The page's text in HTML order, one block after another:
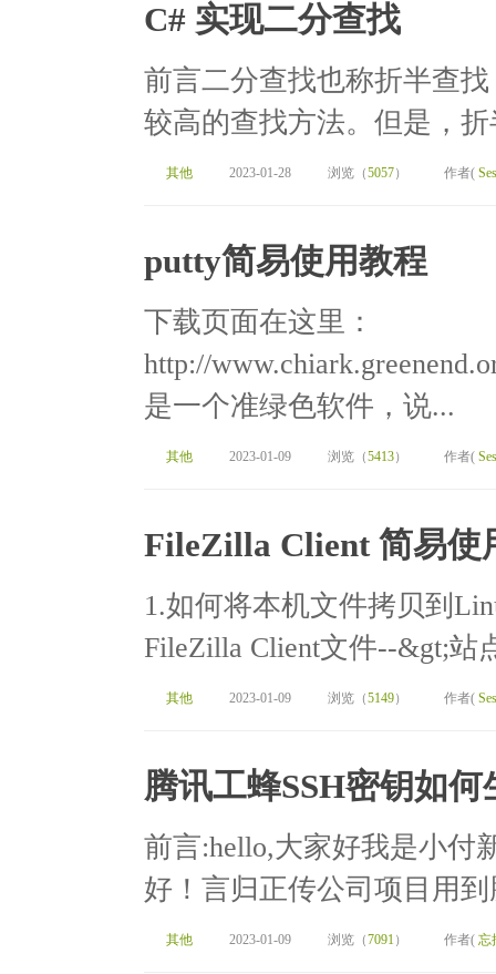
C# 实现二分查找
前言二分查找也称折半查
较高的查找方法。但是，
其他 2023-01-28 浏览（5057） 作者(
putty简易使用教程
下载页面在这里：
http://
是一个准绿色软件，说...
其他 2023-01-09 浏览（5413） 作者(
FileZilla Client 简易使
1.如何将本机文件拷贝到
FileZilla Client文件--&gt;站
其他 2023-01-09 浏览（5149） 作者(
腾讯工蜂SSH密钥如何
前言:hello,大家好我是小付
好！言归正传公司项目用
其他 2023-01-09 浏览（7091） 作者( 忘